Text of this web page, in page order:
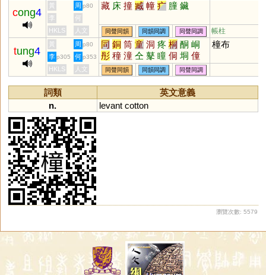
cong4
黃 周 p80 藏 床 撞 臧 幢 疒 膧 鑶
李
何
HKLS
人文 同聲同韻 同韻同調 同聲同調 帳柱
tung4
黃 周 p80 同 銅 筒 童 洞 疼 桐 酮 峒
彤 穜 潼 仝 鼕 瞳 侗 垌 僮
佟 曈 艟 膧 犝 氃 朣 罿 獞
赨 筩 衕 茼 烔 鮦 浵 哃 餇
粡 絧 詷 痋 鉖
橦布
李 p305 何 p353
HKLS 人文 同聲同韻 同韻同調 同聲同調
詞類
英文意義
n.
levant cotton
瀏覽次數: 5579